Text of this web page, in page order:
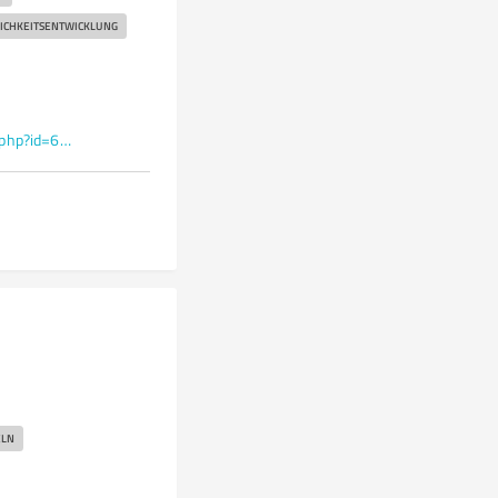
www.facebook.com/profile.php?id=61557998930726